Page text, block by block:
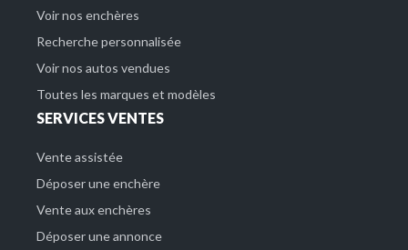
Voir nos enchères
Recherche personnalisée
Voir nos autos vendues
Toutes les marques et modèles
SERVICES VENTES
Vente assistée
Déposer une enchère
Vente aux enchères
Déposer une annonce